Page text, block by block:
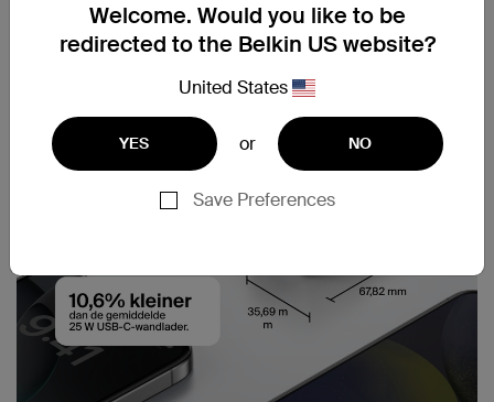
Welcome. Would you like to be
redirected to the Belkin US website?
United States
YES or NO
Save Preferences